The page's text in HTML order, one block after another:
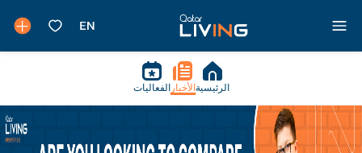
الرئيسية الأخبار الفعاليات